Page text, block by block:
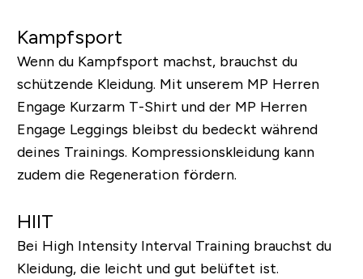
Kampfsport
Wenn du Kampfsport machst, brauchst du
schützende Kleidung. Mit unserem MP Herren
Engage Kurzarm T-Shirt und der MP Herren
Engage Leggings bleibst du bedeckt während
deines Trainings. Kompressionskleidung kann
zudem die Regeneration fördern.
HIIT
Bei High Intensity Interval Training brauchst du
Kleidung, die leicht und gut belüftet ist.